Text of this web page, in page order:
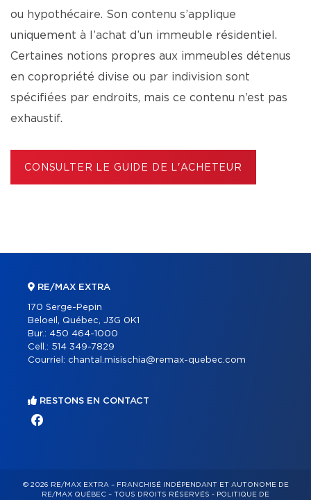
ou hypothécaire. Son contenu s’applique
uniquement à l’achat d’un immeuble résidentiel.
Certaines notions propres aux immeubles détenus
en copropriété divise ou par indivision sont
spécifiées par endroits, mais ce contenu n’est pas
exhaustif.
CONSULTER LE GUIDE DE L'ACHETEUR
RE/MAX EXTRA
170 Serge-Pepin
Beloeil, Québec, J3G 0K1
Bur.: 450 464-1000
Cell.: 514 349-7829
Courriel: chantal.misischia@remax-quebec.com
RESTONS EN CONTACT
© 2026 RE/MAX EXTRA – FRANCHISÉ INDÉPENDANT ET AUTONOME DE
RE/MAX QUÉBEC – TOUS DROITS RÉSERVÉS - POLITIQUE DE